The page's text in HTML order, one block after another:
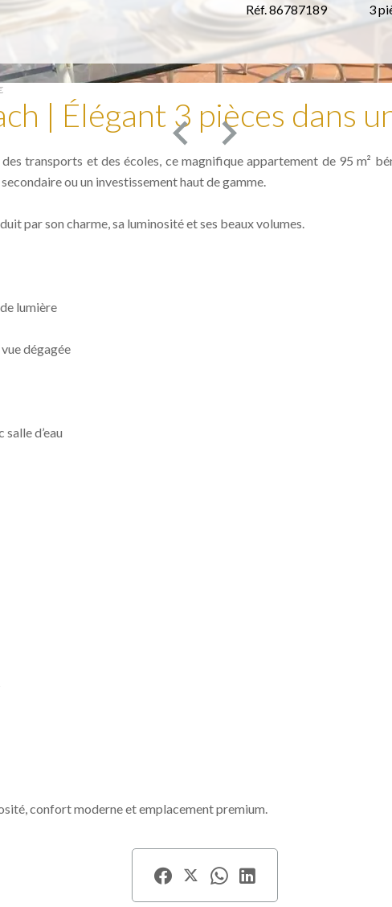
Réf. 86787189 3
| Élégant 3 pièces dans
transports et des écoles, ce magnifique appartement de 95 m²
ou un investissement haut de gamme.
par son charme, sa luminosité et ses beaux volumes.
lumière
dégagée
d’eau
confort moderne et emplacement premium.